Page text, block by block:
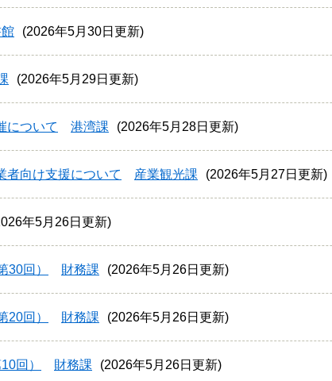
2026年5月30日更新
2026年5月29日更新
について 港湾課 2026年5月28日更新
者向け支援について 産業観光課 2026年5月27日更新
年5月26日更新
30回） 財務課 2026年5月26日更新
20回） 財務課 2026年5月26日更新
回） 財務課 2026年5月26日更新